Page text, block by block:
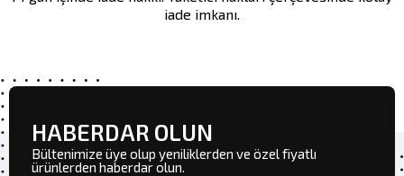
iade imkanı.
HABERDAR OLUN
Bültenimize üye olup yeniliklerden ve özel fiyatlı
ürünlerden haberdar olun.